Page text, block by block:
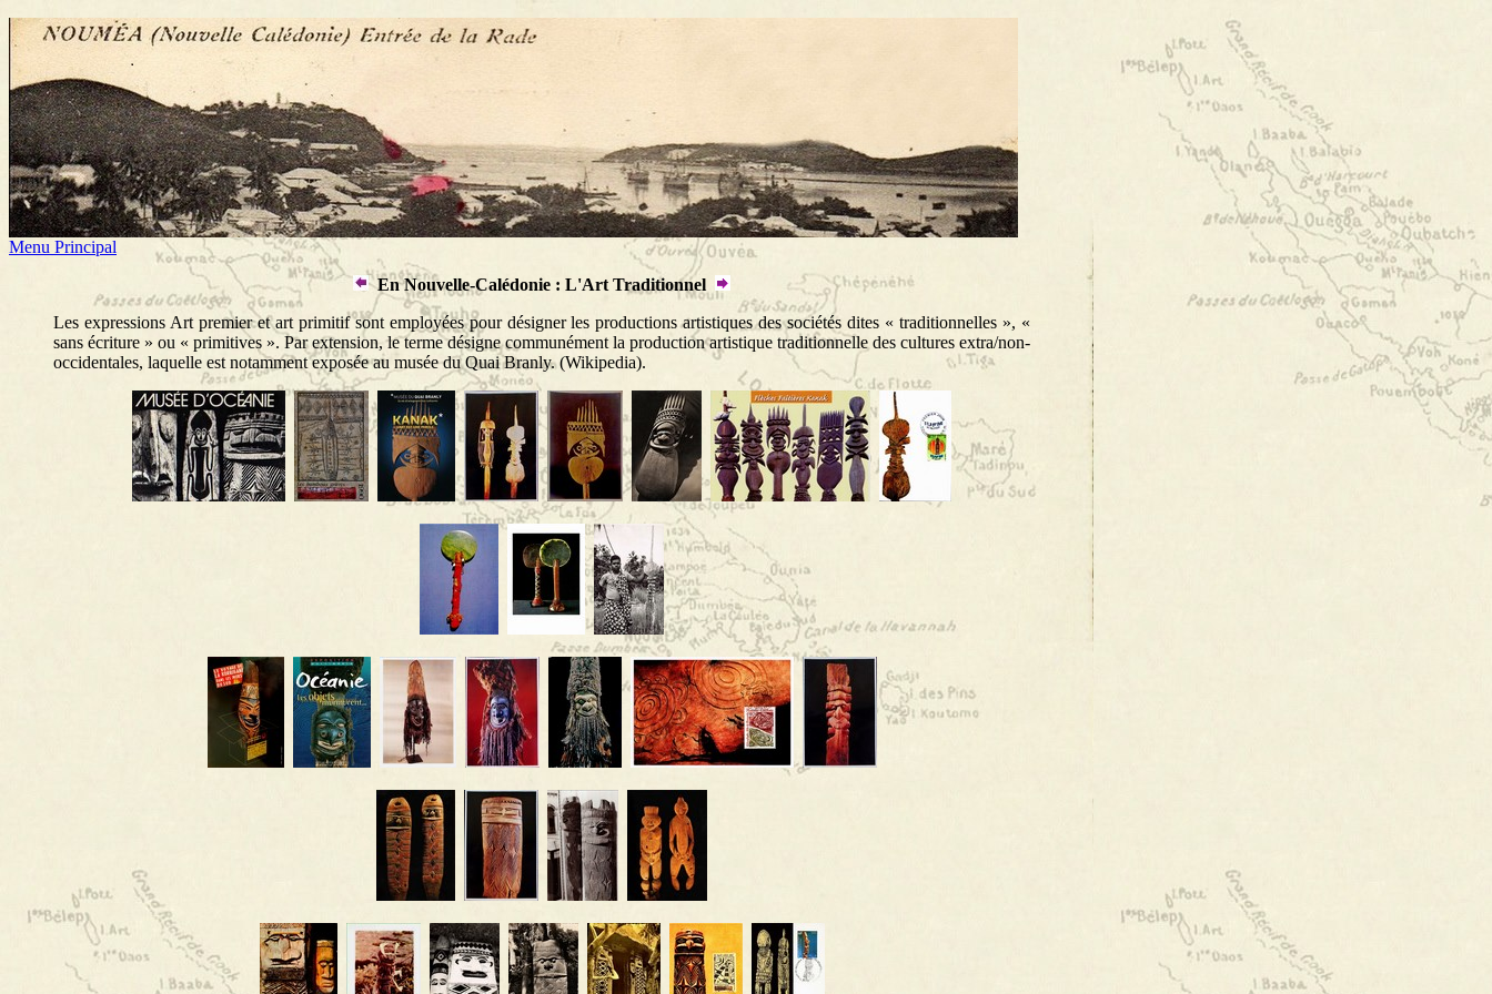
Menu Principal
En Nouvelle-Calédonie : L'Art Traditionnel
Les expressions Art premier et art primitif sont employées pour désigner les productions artistiques des sociétés dites « traditionnelles », «
sans écriture » ou « primitives ». Par extension, le terme désigne communément la production artistique traditionnelle des cultures extra/non-
occidentales, laquelle est notamment exposée au musée du Quai Branly. (Wikipedia).